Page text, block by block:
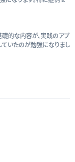
的な内容が、実践のアプ
いたのが勉強になりまし